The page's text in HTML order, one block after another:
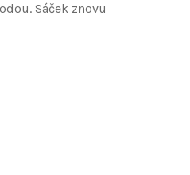
Sáček znovu